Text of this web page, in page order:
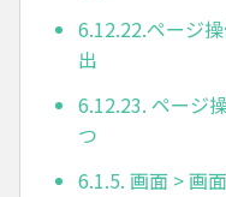
6.12.22.ページ
出
6.12.23. ページ
つ
6.1.5. 画面 > 画